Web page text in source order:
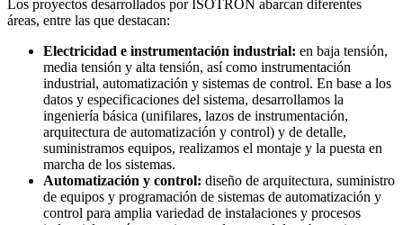
Los proyectos desarrollados por ISOTRON abarcan diferentes
áreas, entre las que destacan:
Electricidad e instrumentación industrial: en baja tensión,
media tensión y alta tensión, así como instrumentación
industrial, automatización y sistemas de control. En base a los
datos y especificaciones del sistema, desarrollamos la
ingeniería básica (unifilares, lazos de instrumentación,
arquitectura de automatización y control) y de detalle,
suministramos equipos, realizamos el montaje y la puesta en
marcha de los sistemas.
Automatización y control: diseño de arquitectura, suministro
de equipos y programación de sistemas de automatización y
control para amplia variedad de instalaciones y procesos